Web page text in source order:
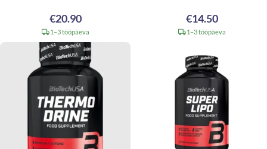
€20.90
1–3 tööpäeva
€14.50
1–3 tööpäeva